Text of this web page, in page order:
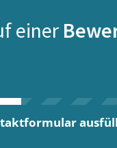
einer